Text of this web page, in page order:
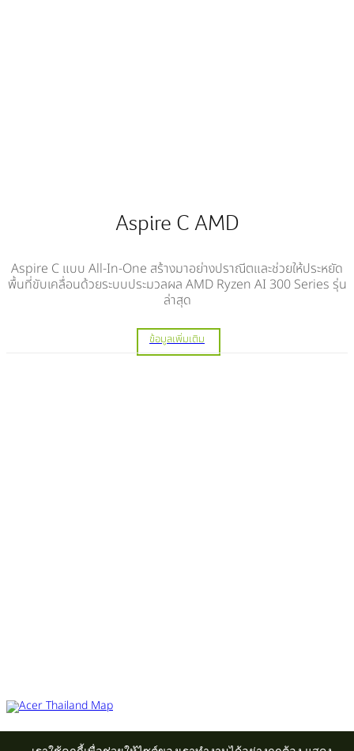
Aspire C AMD
Aspire C แบบ All-In-One สร้างมาอย่างปราณีตและช่วยให้ประหยัด
พื้นที่ขับเคลื่อนด้วยระบบประมวลผล AMD Ryzen AI 300 Series รุ่น
ล่าสุด
ข้อมูลเพิ่มเติม